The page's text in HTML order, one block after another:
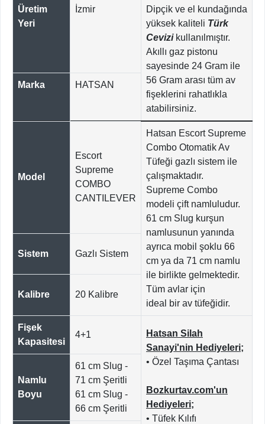
Üretim
Yeri
İzmir
Dipçik ve el kundağında
yüksek kaliteli Türk
Cevizikullanılmıştır.
Akıllı gaz pistonu
sayesinde 24 Gram ile
56 Gram arası tüm av
fişeklerini rahatlıkla
atabilirsiniz.
Marka HATSAN
Model
Escort
Supreme
COMBO
CANTILEVER
Hatsan Escort Supreme
Combo Otomatik Av
Tüfeği gazlı sistem ile
çalışmaktadır.
Supreme Combo
modeli çift namluludur.
61 cm Slug kurşun
namlusunun yanında
ayrıca mobil şoklu 66
cm ya da 71 cm namlu
ile birlikte gelmektedir.
Tüm avlar için
ideal bir av tüfeğidir.
Sistem Gazlı Sistem
Kalibre 20 Kalibre
Fişek
Kapasitesi
4+1
Hatsan Silah
Sanayi'nin Hediyeleri;
• Özel Taşıma Çantası
Bozkurtav.com'un
Hediyeleri;
• Tüfek Kılıfı
Namlu
Boyu
61 cm Slug -
71 cm Şeritli
61 cm Slug -
66 cm Şeritli